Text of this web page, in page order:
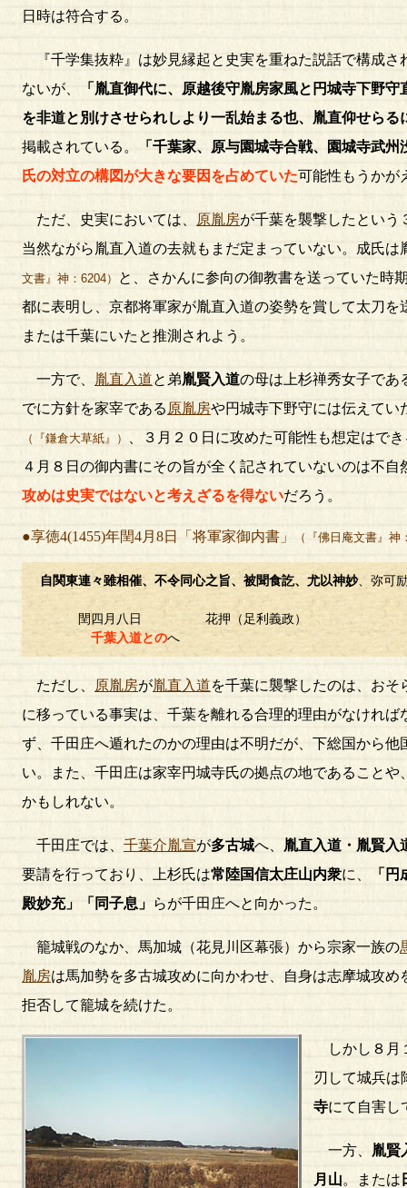
日時は符合する。
『千学集抜粋』は妙見縁起と史実を重ねた説話で構成さ
ないが、
「胤直御代に、原越後守胤房家風と円城寺下野
を非道と別けさせられしより一乱始まる也、胤直仰せら
掲載されている。
「千葉家、原与園城寺合戦、園城寺武州
氏の対立の構図が大きな要因を占めていた可能性もうかが
ただ、史実においては、 原胤房が千葉を襲撃したという
当然ながら胤直入道の去就もまだ定まっていない。成氏は
文書』神：6204）
と、さかんに参向の御教書を送っていた時
都に表明し、京都将軍家が胤直入道の姿勢を賞して太刀
または千葉にいたと推測されよう。
一方で、 胤直入道と弟胤賢入道の母は上杉禅秀女子であ
でに方針を家宰である 原胤房や円城寺下野守には伝えてい
（『鎌倉大草紙』） 、３月２０日に攻めた可能性も想定はで
４月８日の御内書にその旨が全く記されていないのは不自
攻めは史実ではないと考えざるを得ないだろう。
●享徳4(1455)年閏4月8日「将軍家御内書」 （『佛日庵文書』神
自関東連々雖相催、不令同心之旨、被聞食訖、尤以神妙、弥可
閏四月八日 花押（足利義政）
千葉入道とのへ
ただし、 原胤房が胤直入道を千葉に襲撃したのは、お
に移っている事実は、千葉を離れる合理的理由がなけれ
ず、千田庄へ遁れたのかの理由は不明だが、下総国から
い。また、千田庄は家宰円城寺氏の拠点の地であること
かもしれない。
千田庄では、 千葉介胤宣が多古城へ、
胤直入道・胤賢入
要請を行っており、上杉氏は常陸国信太庄山内衆に、
「
殿妙充」「同子息」 らが千田庄へと向かった。
籠城戦のなか、馬加城（花見川区幕張）から宗家一族の
胤房は馬加勢を多古城攻めに向かわせ、自身は志摩城攻め
拒否して籠城を続けた。
しかし８月
刃して城兵は
寺にて自害し
一方、 胤賢
月山。または